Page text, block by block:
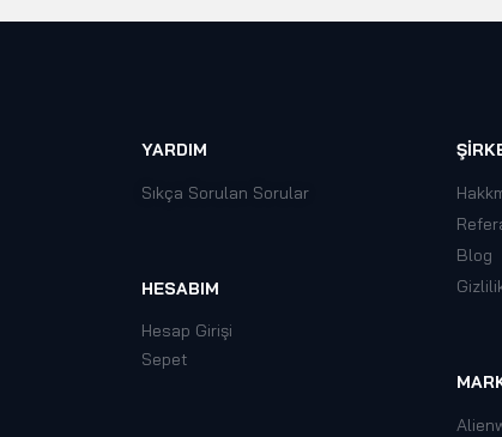
YARDIM
Sıkça Sorulan Sorular
HESABIM
Hesap Girişi
Sepet
Blog